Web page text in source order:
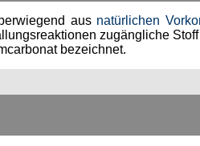
aus natürlichen
zugängliche
bezeichnet.